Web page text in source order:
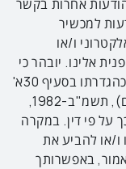
אחרות בקשר
למכשיר
ו/או
אלינו. יובהר כי
לצורך משלוח "דבר פרסומת" כהגדרתו בסעיף 30א'
בחוק התקשורת (בזק ושידורים), תשמ"ב-1982,
פי דין. במקרה
או להביע את
באפשרותך